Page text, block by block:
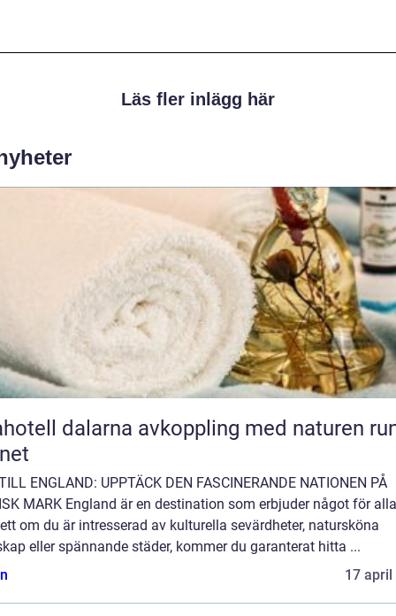
Läs fler inlägg här
avkoppling med naturen runt
ENGLAND: UPPTÄCK DEN FASCINERANDE NATIONEN PÅ
MARK England är en destination som erbjuder något för
om du är intresserad av kulturella sevärdheter, natursköna
eller spännande städer, kommer du garanterat hitta ...
17 april